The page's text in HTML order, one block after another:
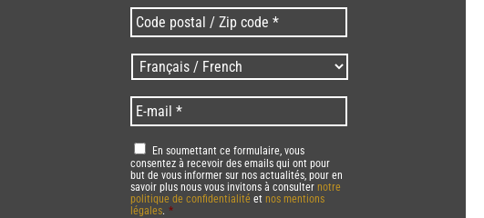
Code
postal
/
Zip
*
*
Langues
/
Language *
E-
mail *
RGPD *
En soumettant ce formulaire, vous
consentez à recevoir des emails qui ont pour
but de vous informer sur nos actualités, pour en
savoir plus nous vous invitons à consulternotre
politique de confidentialité etnos mentions
légales. *